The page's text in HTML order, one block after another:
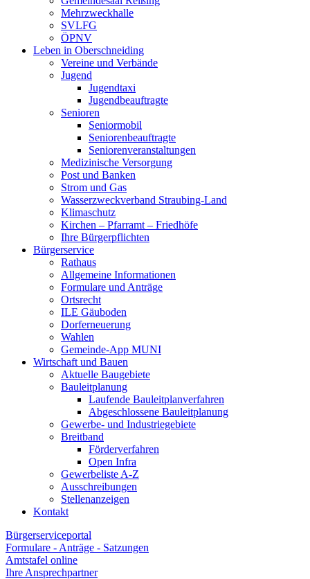
Mehrzweckhalle
SVLFG
ÖPNV
Leben in Oberschneiding
Vereine und Verbände
Jugend
Jugendtaxi
Jugendbeauftragte
Senioren
Seniormobil
Seniorenbeauftragte
Seniorenveranstaltungen
Medizinische Versorgung
Post und Banken
Strom und Gas
Wasserzweckverband Straubing-Land
Klimaschutz
Kirchen – Pfarramt – Friedhöfe
Ihre Bürgerpflichten
Bürgerservice
Rathaus
Allgemeine Informationen
Formulare und Anträge
Ortsrecht
ILE Gäuboden
Dorferneuerung
Wahlen
Gemeinde-App MUNI
Wirtschaft und Bauen
Aktuelle Baugebiete
Bauleitplanung
Laufende Bauleitplanverfahren
Abgeschlossene Bauleitplanung
Gewerbe- und Industriegebiete
Breitband
Förderverfahren
Open Infra
Gewerbeliste A-Z
Ausschreibungen
Stellenanzeigen
Kontakt
Bürgerserviceportal
Formulare - Anträge - Satzungen
Amtstafel online
Ihre Ansprechpartner